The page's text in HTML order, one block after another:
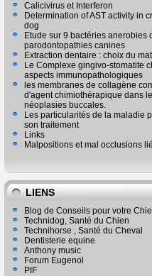
Calicivirus et Interferon
Determination of AST activity in
dog
Etude sur 9 bactéries anerobies
parodontopathies canines
Extraction dentaire : choix du
Le Complexe gingivo-stomatite
aspects immunopathologiques
les membranes de collagène
d'agent chimiothérapique dans
néoplasies buccales.
Les particularités de la maladie
son traitement
Links
Malpositions et mal occlusions
LIENS
Blog de Conseils pour votre
Technidog, Santé du Chien
Technihorse , Santé du Cheval
Dentisterie equine
Anthony music
Forum Eugenol
PIF